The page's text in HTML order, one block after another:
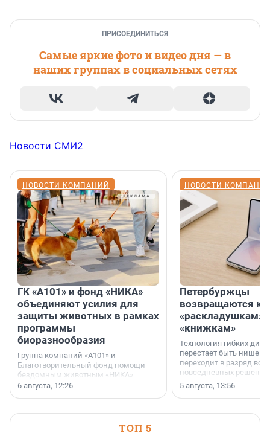
ПРИСОЕДИНИТЬСЯ
Самые яркие фото и видео дня — в
наших группах в социальных сетях
Новости СМИ2
НОВОСТИ КОМПАНИЙ
ГК «А101» и фонд «НИКА»
объединяют усилия для
защиты животных в рамках
программы
биоразнообразия
Группа компаний «А101» и
Благотворительный фонд помощи
бездомным животным «НИКА»
заключили соглашение о
6 августа, 12:26
НОВОСТИ
Петербуржцы
возвращаются к
«раскладушкам»
«книжкам»
Технология гибких
перестает быть
переходит в разряд
повседневных
5 августа, 13:56
ТОП 5